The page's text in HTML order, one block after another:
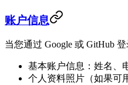
账户信息
当您通过 Google 或 GitHub
基本账户信息：姓名、
个人资料照片（如果可